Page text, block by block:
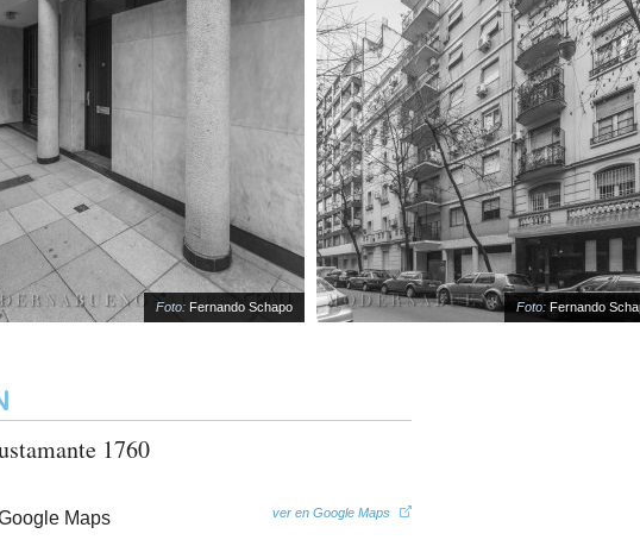
Foto:Fernando Schapo Foto:Fernando Schapo
1760
ver en Google Maps